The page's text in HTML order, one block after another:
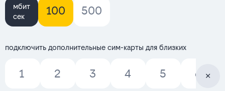
мбит
сек
100 500
подключить дополнительные сим-карты для близких
1 2 3 4 5 6